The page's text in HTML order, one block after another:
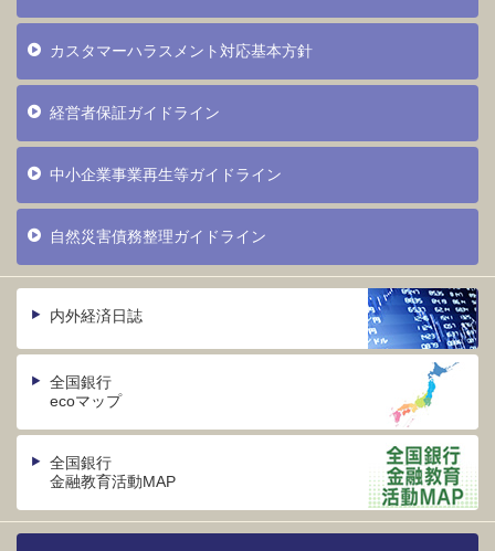
カスタマーハラスメント対応基本方針
経営者保証ガイドライン
中小企業事業再生等ガイドライン
自然災害債務整理ガイドライン
内外経済日誌
全国銀行
ecoマップ
全国銀行
金融教育活動MAP